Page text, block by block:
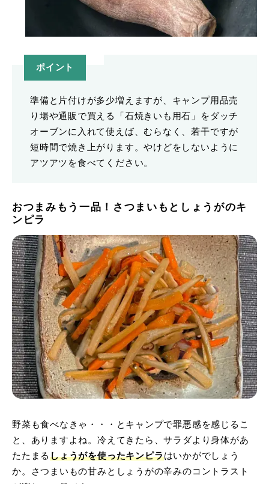
ポイント
準備と片付けが多少増えますが、キャンプ用品売
り場や通販で買える「石焼きいも用石」をダッチ
オーブンに入れて使えば、むらなく、若干ですが
短時間で焼き上がります。やけどをしないように
アツアツを食べてください。
おつまみもう一品！さつまいもとしょうがのキ
ンピラ
野菜も食べなきゃ・・・とキャンプで罪悪感を感じるこ
と、ありますよね。冷えてきたら、サラダより身体があ
たたまるしょうがを使ったキンピラはいかがでしょう
か。さつまいもの甘みとしょうがの辛みのコントラスト